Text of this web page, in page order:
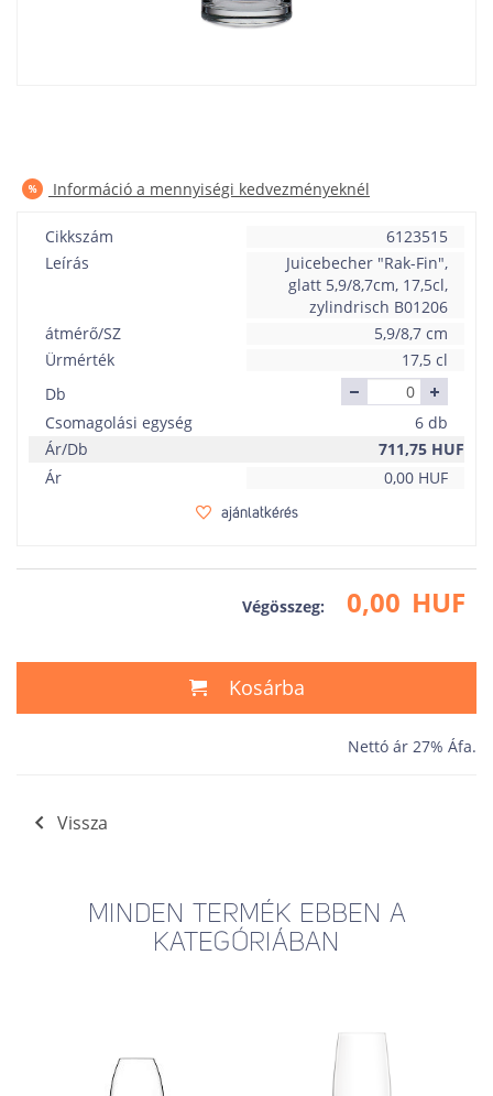
Információ a mennyiségi kedvezményeknél
Cikkszám
6123515
Leírás
Juicebecher "Rak-Fin",
glatt 5,9/8,7cm, 17,5cl,
zylindrisch B01206
átmérő/SZ
5,9/8,7 cm
Ürmérték
17,5 cl
Db
Csomagolási egység
6 db
Ár/Db
711,75 HUF
Ár
0,00 HUF
ajánlatkérés
Végösszeg: 0,00 HUF
Kosárba
Nettó ár 27% Áfa.
Vissza
MINDEN TERMÉK EBBEN A
KATEGÓRIÁBAN